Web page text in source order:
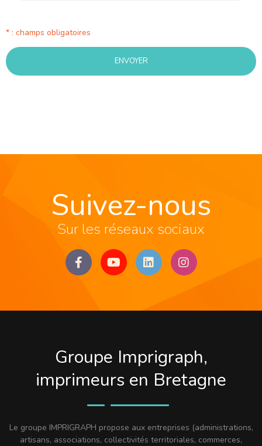
* : champs obligatoires
Suivez-nous
Sur les réseaux sociaux
Groupe Imprigraph,
imprimeurs en Bretagne
Le groupe IMPRIGRAPH propose aux entreprises (administrations,
artisans, associations, collectivités territoriales, commerces,